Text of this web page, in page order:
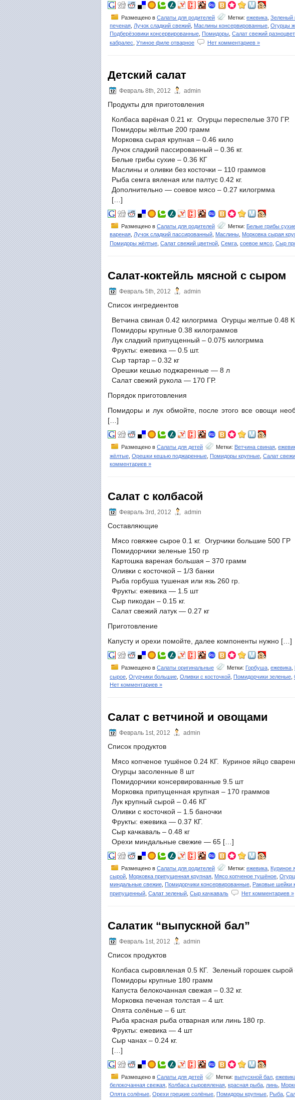
Размещено в Салаты для родителей Метки: ежевика Зеленый
печеная Лучок сладкий свежий Маслины консервированные Огурцы
Подберёзовики консервированные Помидоры Салат свежий
кабралес Утиное филе отварное Нет комментариев »
Детский салат
Февраль 8th, 2012 admin
Продукты для приготовления
Колбаса варёная 0.21 кг. Огурцы переспелые 370 ГР.
Помидоры жёлтые 200 грамм
Морковка сырая крупная – 0.46 кило
Лучок сладкий пассированный – 0.36 кг.
Белые грибы сухие – 0.36 КГ
Маслины и оливки без косточки – 110 граммов
Рыба семга вяленая или палтус 0.42 кг.
Дополнительно — соевое мясо – 0.27 килогрмма
[…]
Размещено в Салаты для родителей Метки: Белые грибы
вареная Лучок сладкий пассированный Маслины Морковка сырая
Помидоры жёлтые Салат свежий цветной Семга соевое мясо Сыр
Салат-коктейль мясной с сыром
Февраль 5th, 2012 admin
Список ингредиентов
Ветчина свиная 0.42 килогрмма Огурцы желтые 0.48
Помидоры крупные 0.38 килограммов
Лук сладкий припущенный – 0.075 килогрмма
Фрукты: ежевика — 0.5 шт.
Сыр тартар – 0.32 кг
Орешки кешью поджаренные — 8 л
Салат свежий рукола — 170 ГР.
Порядок приготовления
Помидоры и лук обмойте, после этого все овощи
[…]
Размещено в Салаты для детей Метки: Ветчина свиная
жёлтые Орешки кешью поджаренные Помидоры крупные Салат
комментариев »
Салат с колбасой
Февраль 3rd, 2012 admin
Составляющие
Мясо говяжее сырое 0.1 кг. Огурчики большие 500 ГР
Помидорчики зеленые 150 гр
Картошка вареная большая – 370 грамм
Оливки с косточкой – 1/3 банки
Рыба горбуша тушеная или язь 260 гр.
Фрукты: ежевика — 1.5 шт
Сыр пикодан – 0.15 кг.
Салат свежий латук — 0.27 кг
Приготовление
Капусту и орехи помойте, далее компоненты нужно […]
Размещено в Салаты оригинальные Метки: Горбуша ежевика
сырое Огурчики большие Оливки с косточкой Помидорчики зеленые
Нет комментариев »
Салат с ветчиной и овощами
Февраль 1st, 2012 admin
Список продуктов
Мясо копченое тушёное 0.24 КГ. Куриное яйцо
Огурцы засоленные 8 шт
Помидорчики консервированные 9.5 шт
Морковка припущенная крупная – 170 граммов
Лук крупный сырой – 0.46 КГ
Оливки с косточкой – 1.5 баночки
Фрукты: ежевика — 0.37 КГ.
Сыр качкаваль – 0.48 кг
Орехи миндальные свежие — 65 […]
Размещено в Салаты для родителей Метки: ежевика Куриное
сырой Морковка припущенная крупная Мясо копченое тушёное
миндальные свежие Помидорчики консервированные Раковые шейки
припущенный Салат зеленый Сыр качкаваль Нет комментариев »
Салатик “выпускной бал”
Февраль 1st, 2012 admin
Список продуктов
Колбаса сыровяленая 0.5 КГ. Зеленый горошек
Помидоры крупные 180 грамм
Капуста белокочанная свежая – 0.32 кг.
Морковка печеная толстая – 4 шт.
Опята солёные – 6 шт.
Рыба красная рыба отварная или линь 180 гр.
Фрукты: ежевика — 4 шт
Сыр чанах – 0.24 кг.
[…]
Размещено в Салаты для детей Метки: выпускной бал
белокочанная свежая Колбаса сыровяленая красная рыба линь
Опята солёные Орехи грецкие солёные Помидоры крупные Рыба